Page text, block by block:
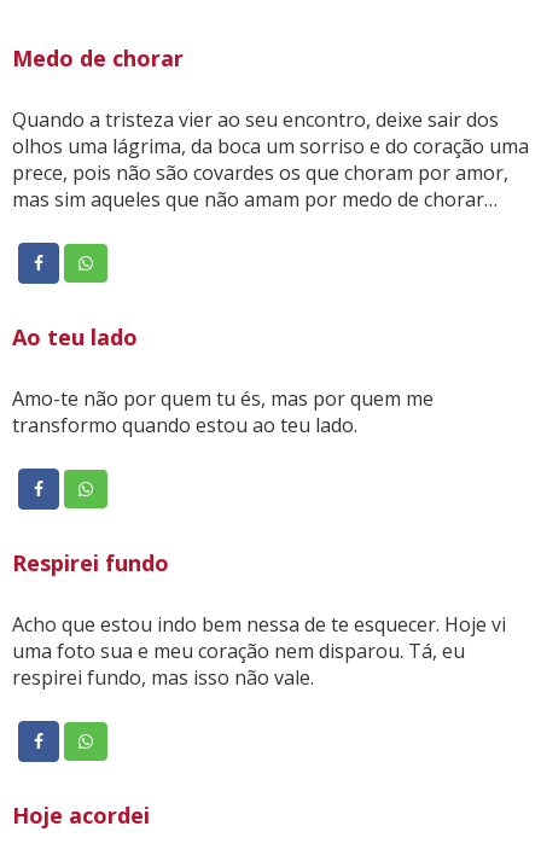
Medo de chorar
Quando a tristeza vier ao seu encontro, deixe sair dos
olhos uma lágrima, da boca um sorriso e do coração uma
prece, pois não são covardes os que choram por amor,
mas sim aqueles que não amam por medo de chorar…
Ao teu lado
Amo-te não por quem tu és, mas por quem me
transformo quando estou ao teu lado.
Respirei fundo
Acho que estou indo bem nessa de te esquecer. Hoje vi
uma foto sua e meu coração nem disparou. Tá, eu
respirei fundo, mas isso não vale.
Hoje acordei